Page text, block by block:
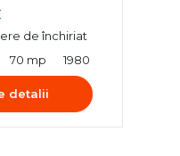
de închiriat
70 mp 1980
detalii